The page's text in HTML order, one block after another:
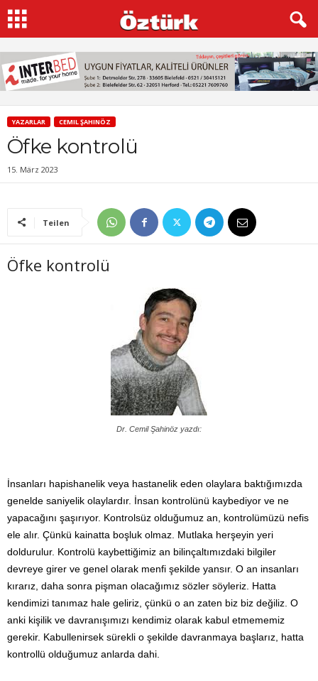
YAZARLAR CEMIL ŞAHINÖZ
Öfke kontrolü
15. März 2023
Teilen
Öfke kontrolü
Dr. Cemil Şahinöz yazdı:
İnsanları hapishanelik veya hastanelik eden olaylara baktığımızda
genelde saniyelik olaylardır. İnsan kontrolünü kaybediyor ve ne
yapacağını şaşırıyor. Kontrolsüz olduğumuz an, kontrolümüzü nefis
ele alır. Çünkü kainatta boşluk olmaz. Mutlaka herşeyin yeri
doldurulur. Kontrolü kaybettiğimiz an bilinçaltımızdaki bilgiler
devreye girer ve genel olarak menfi şekilde yansır. O an insanları
kırarız, daha sonra pişman olacağımız sözler söyleriz. Hatta
kendimizi tanımaz hale geliriz, çünkü o an zaten biz biz değiliz. O
anki kişilik ve davranışımızı kendimiz olarak kabul etmememiz
gerekir. Kabullenirsek sürekli o şekilde davranmaya başlarız, hatta
kontrollü olduğumuz anlarda dahi.